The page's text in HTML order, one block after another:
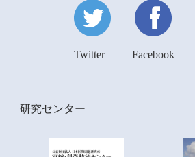
Twitter Facebook
研究センター